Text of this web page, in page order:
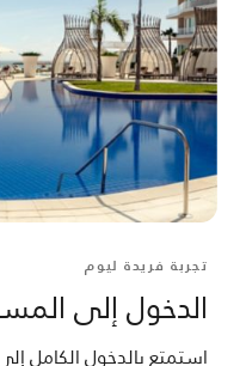
تجربة فريدة ليوم
الدخول إلى
استمتع بالدخول الكامل